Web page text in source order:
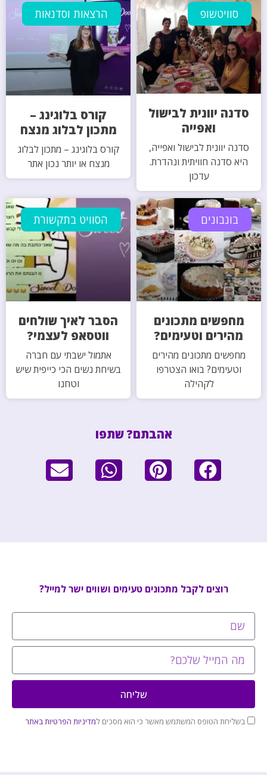
סוויטשופ
סדנה יוונית לבישול
ואפייה
סדנה יוונית לבישול ואפייה,
היא סדנה חוויתית ונהדרת.
עדכון
הרצאות וסדנאות
קורס בלוגינג –
מתכון לבלוג מנצח
קורס בלוגינג – מתכון לבלוג
מנצח או יותר נכון אתר
בונבונים
מחפשים מתכונים
מהירים וטעימים?
מחפשים מתכונים מהירים
וטעימים? בואו הצטרפו
לקהילה
הסוויט בתקשורת
הסבר לאיך שולחים
ווטסאפ לעצמי?
אתמול ישבתי עם חברה
בשיחת נשים הכי כייפית שיש
וטחנו
אהבתם? שתפו
רוצים לקבל מתכונים טעימים ושווים ישר למייל?
בשליחת הטופס המשתמש מאשר כי הוא מסכים למדיניות הפרטיות באתר
שליחה